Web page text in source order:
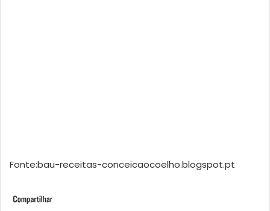
Fonte:bau-receitas-conceicaocoelho.blogspot.pt